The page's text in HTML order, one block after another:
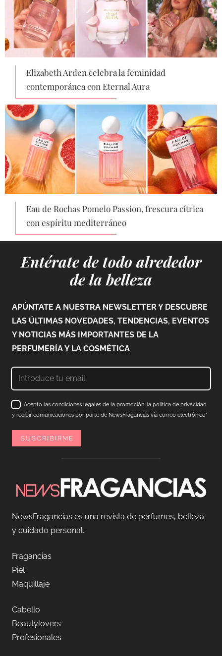
Elizabeth Arden celebra la feminidad
contemporánea con Eternal Aura
Eau de Rochas Pomelo Passion, frescura cítrica
con espíritu mediterráneo
Entérate de todo alrededor
de la belleza
APÚNTATE A NUESTRA NEWSLETTER Y DESCUBRE
LAS ÚLTIMAS NOVEDADES, TENDENCIAS, EVENTOS
Y NOTICIAS MÁS IMPORTANTES DE LA
PERFUMERÍA Y LA COSMÉTICA
Acepto las condiciones legales de la promoción, la política de privacidad
y recibir comunicaciones por parte de NewsFragancias vía correo electrónico*
NewsFragancias es una revista de perfumes, belleza
y cuidado personal.
Fragancias
Piel
Maquillaje
Cabello
Beautylovers
Profesionales